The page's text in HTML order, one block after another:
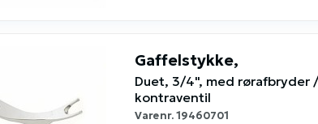
Gaffelstykke,
Duet, 3/4", med rørafbryder /
kontraventil
Varenr.19460701